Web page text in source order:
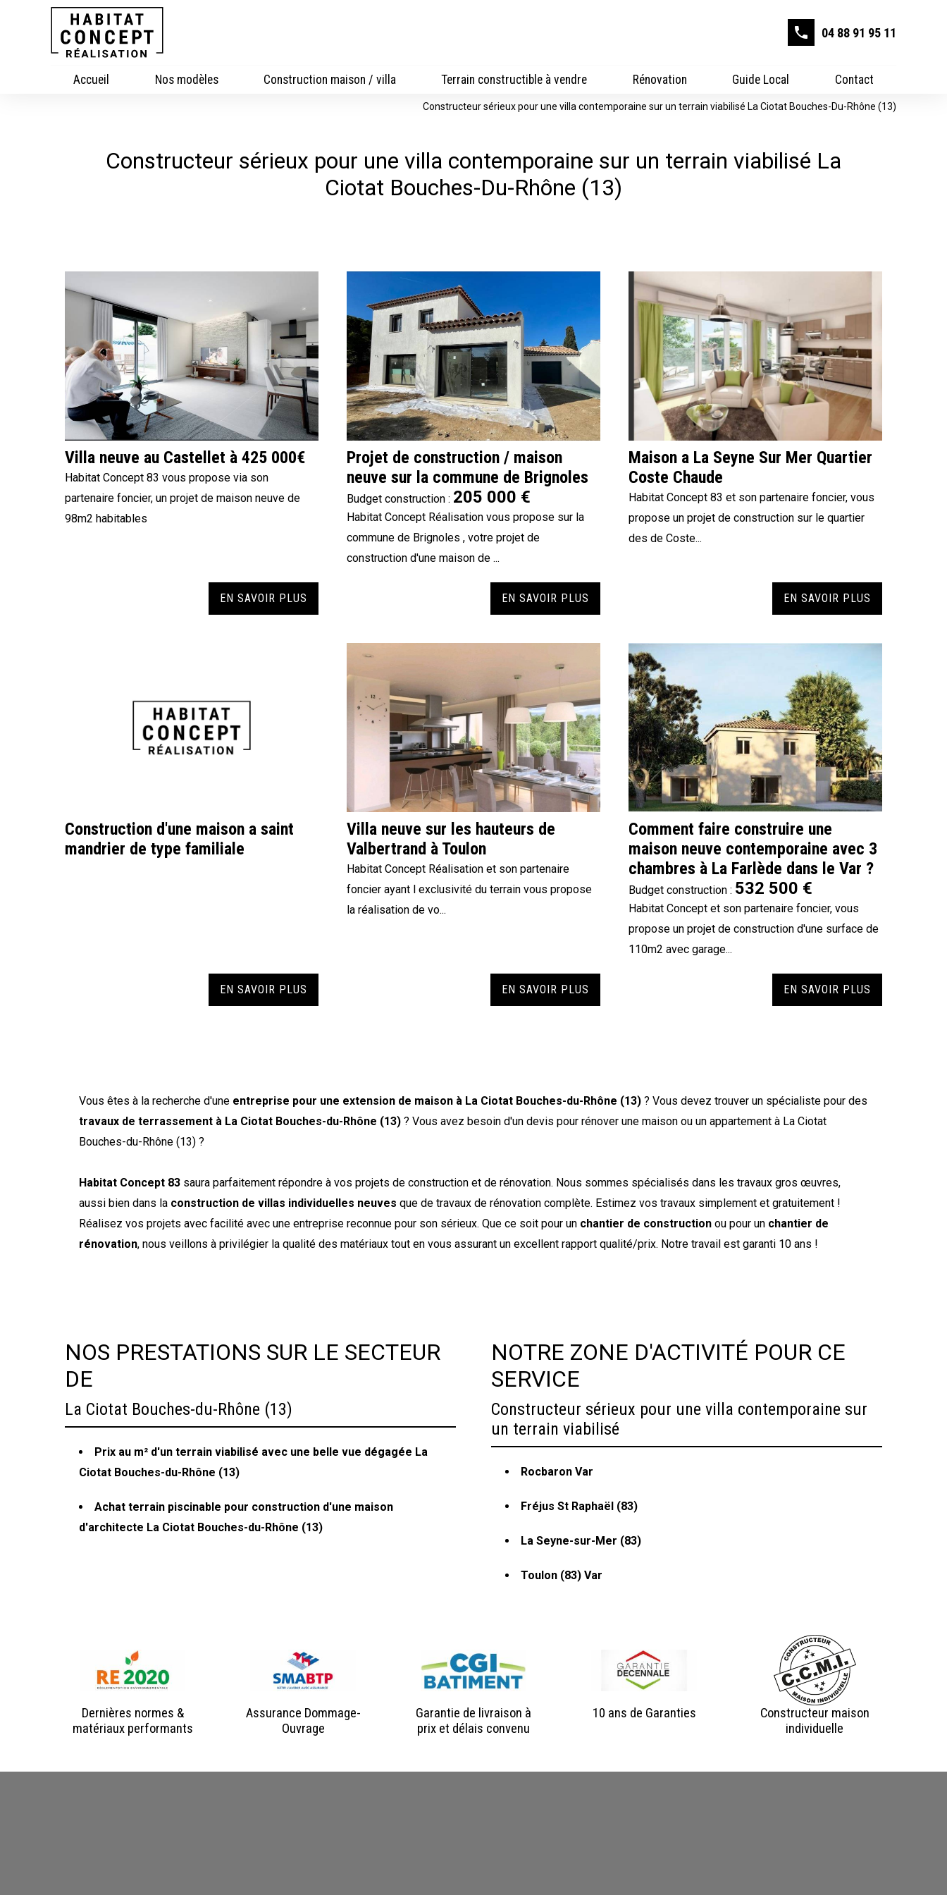
phone 04 88 91 95 11
Accueil Nos modèles Construction maison / villa Terrain constructible à vendre Rénovation Guide Local Contact
Constructeur sérieux pour une villa contemporaine sur un terrain viabilisé La Ciotat Bouches-Du-Rhône (13)
Constructeur sérieux pour une villa contemporaine sur un terrain viabilisé La
Ciotat Bouches-Du-Rhône (13)
Villa neuve au Castellet à 425 000€
Habitat Concept 83 vous propose via son
partenaire foncier, un projet de maison neuve de
98m2 habitables
EN SAVOIR PLUS
Projet de construction / maison
neuve sur la commune de Brignoles
Budget construction : 205 000 €
Habitat Concept Réalisation vous propose sur la
commune de Brignoles , votre projet de
construction d'une maison de ...
EN SAVOIR PLUS
Maison a La Seyne Sur Mer Quartier
Coste Chaude
Habitat Concept 83 et son partenaire foncier, vous
propose un projet de construction sur le quartier
des de Coste...
EN SAVOIR PLUS
Construction d'une maison a saint
mandrier de type familiale
EN SAVOIR PLUS
Villa neuve sur les hauteurs de
Valbertrand à Toulon
Habitat Concept Réalisation et son partenaire
foncier ayant l exclusivité du terrain vous propose
la réalisation de vo...
EN SAVOIR PLUS
Comment faire construire une
maison neuve contemporaine avec 3
chambres à La Farlède dans le Var ?
Budget construction : 532 500 €
Habitat Concept et son partenaire foncier, vous
propose un projet de construction d'une surface de
110m2 avec garage...
EN SAVOIR PLUS
Vous êtes à la recherche d'une entreprise pour une extension de maison à La Ciotat Bouches-du-Rhône (13) ? Vous devez trouver un spécialiste pour des
travaux de terrassement à La Ciotat Bouches-du-Rhône (13) ? Vous avez besoin d'un devis pour rénover une maison ou un appartement à La Ciotat
Bouches-du-Rhône (13) ?
Habitat Concept 83 saura parfaitement répondre à vos projets de construction et de rénovation. Nous sommes spécialisés dans les travaux gros œuvres,
aussi bien dans la construction de villas individuelles neuves que de travaux de rénovation complète. Estimez vos travaux simplement et gratuitement !
Réalisez vos projets avec facilité avec une entreprise reconnue pour son sérieux. Que ce soit pour un chantier de construction ou pour un chantier de
rénovation, nous veillons à privilégier la qualité des matériaux tout en vous assurant un excellent rapport qualité/prix. Notre travail est garanti 10 ans !
NOS PRESTATIONS SUR LE SECTEUR
DE
La Ciotat Bouches-du-Rhône (13)
Prix au m² d'un terrain viabilisé avec une belle vue dégagée La
Ciotat Bouches-du-Rhône (13)
Achat terrain piscinable pour construction d'une maison
d'architecte La Ciotat Bouches-du-Rhône (13)
NOTRE ZONE D'ACTIVITÉ POUR CE
SERVICE
Constructeur sérieux pour une villa contemporaine sur
un terrain viabilisé
Rocbaron Var
Fréjus St Raphaël (83)
La Seyne-sur-Mer (83)
Toulon (83) Var
Dernières normes &
matériaux performants
Assurance Dommage-
Ouvrage
Garantie de livraison à
prix et délais convenu
10 ans de Garanties
Constructeur maison
individuelle
Panneau de gestion des cookies